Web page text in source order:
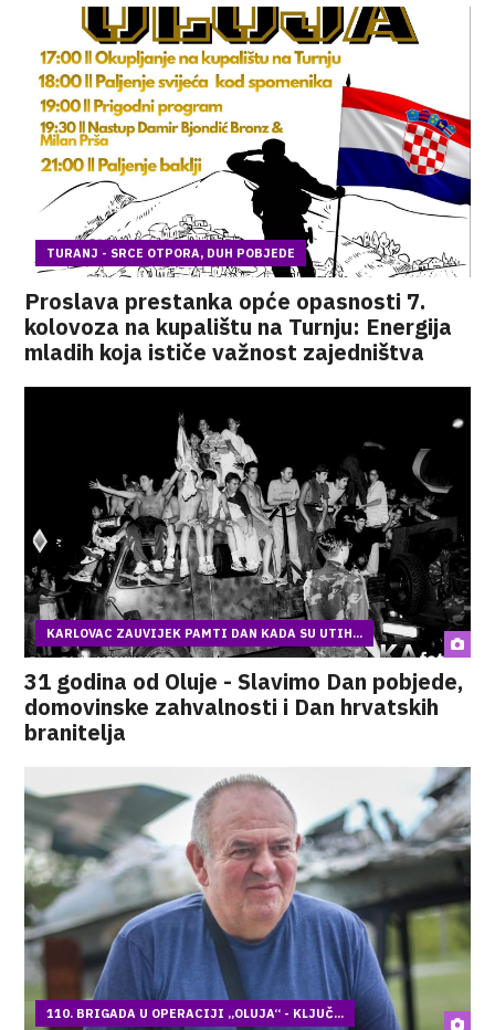
TURANJ - SRCE OTPORA, DUH POBJEDE
Proslava prestanka opće opasnosti 7.
kolovoza na kupalištu na Turnju: Energija
mladih koja ističe važnost zajedništva
KARLOVAC ZAUVIJEK PAMTI DAN KADA SU UTIH...
31 godina od Oluje - Slavimo Dan pobjede,
domovinske zahvalnosti i Dan hrvatskih
branitelja
110. BRIGADA U OPERACIJI „OLUJA“ - KLJUČ...